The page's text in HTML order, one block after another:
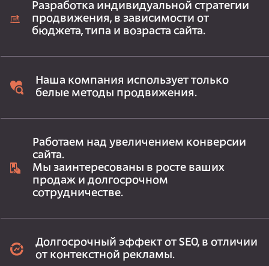
Разработка индивидуальной стратегии
продвижения, в зависимости от
бюджета, типа и возраста сайта.
Наша компания использует только
белые методы продвижения.
Работаем над увеличением конверсии
сайта.
Мы заинтересованы в росте ваших
продаж и долгосрочном
сотрудничестве.
Долгосрочный эффект от SEO, в отличии
от контекстной рекламы.